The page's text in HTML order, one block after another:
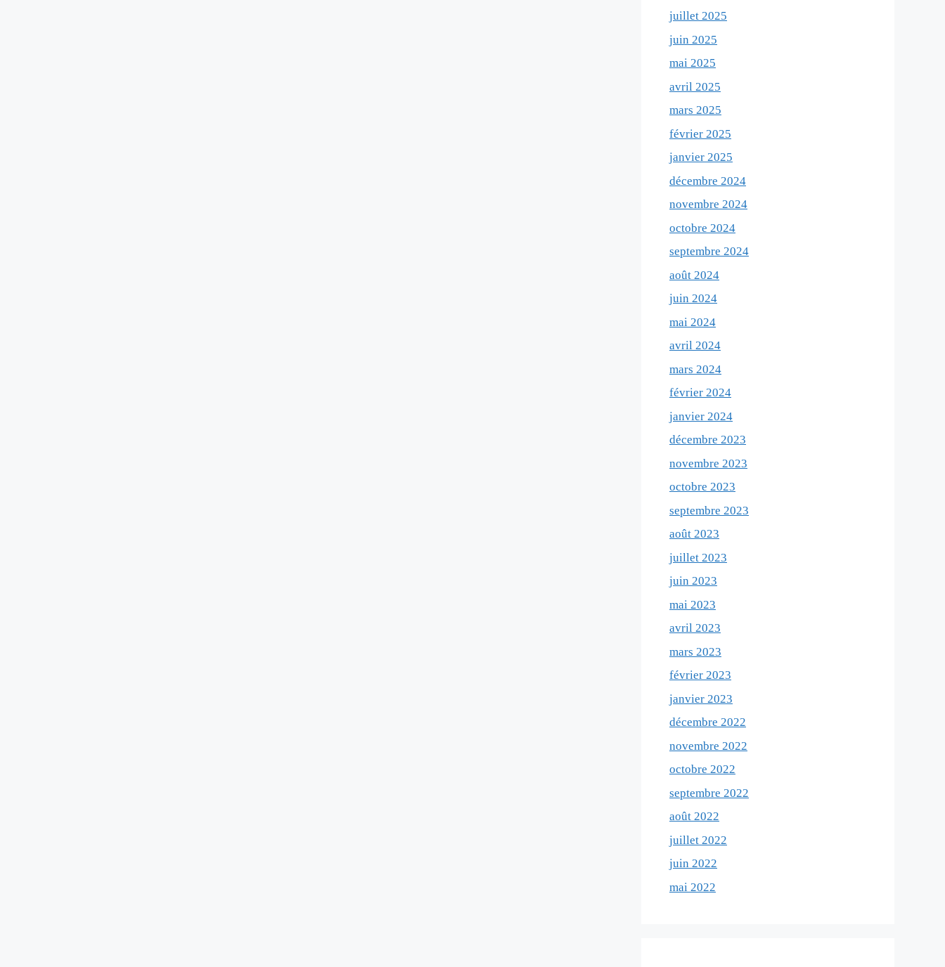
juillet 2025
juin 2025
mai 2025
avril 2025
mars 2025
février 2025
janvier 2025
décembre 2024
novembre 2024
octobre 2024
septembre 2024
août 2024
juin 2024
mai 2024
avril 2024
mars 2024
février 2024
janvier 2024
décembre 2023
novembre 2023
octobre 2023
septembre 2023
août 2023
juillet 2023
juin 2023
mai 2023
avril 2023
mars 2023
février 2023
janvier 2023
décembre 2022
novembre 2022
octobre 2022
septembre 2022
août 2022
juillet 2022
juin 2022
mai 2022